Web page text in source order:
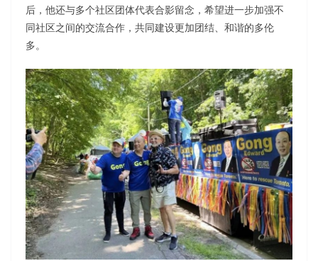
后，他还与多个社区团体代表合影留念，希望进一步加强不
同社区之间的交流合作，共同建设更加团结、和谐的多伦
多。